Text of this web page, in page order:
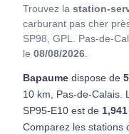
Trouvez la station-
carburant pas cher
SP98, GPL. Pas-de-
le 08/08/2026.
Bapaume dispose de
10 km, Pas-de-Calais.
SP95-E10 est de
Comparez les stations